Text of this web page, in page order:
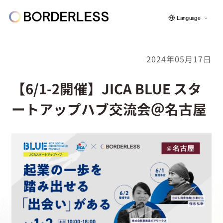
ボーダレスについて
グループの仕組み
ソーシャルビジネス
フェロー紹介
Language
2024年05月17日
【6/1-2開催】JICA BLUE スタ
ートアップハブ交流会＠名古屋